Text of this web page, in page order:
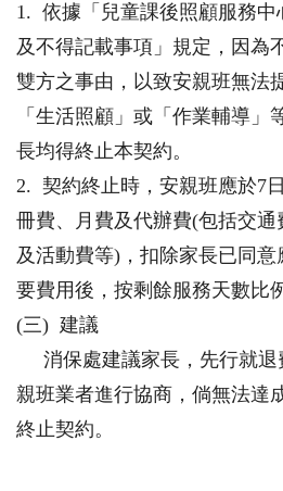
1. 依據「兒童課後照顧服務中
及不得記載事項」規定，因為
雙方之事由，以致安親班無法
「生活照顧」或「作業輔導」
長均得終止本契約。
2. 契約終止時，安親班應於7
冊費、月費及代辦費(包括交
及活動費等)，扣除家長已同
要費用後，按剩餘服務天數比
(三) 建議
消保處建議家長，先行就退
親班業者進行協商，倘無法達
終止契約。